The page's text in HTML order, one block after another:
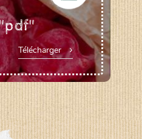
Télécharger